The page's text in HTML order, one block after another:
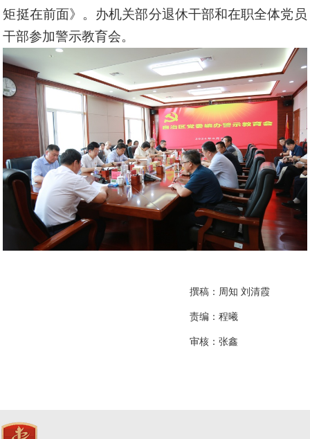
矩挺在前面》。办机关部分退休干部和在职全体党员
干部参加警示教育会。
撰稿：周知 刘清霞
责编： 程曦
审核：张鑫